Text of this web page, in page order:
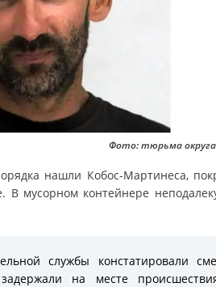
Фото: тюрьма
нашли Кобос-Мартинеса,
В мусорном контейнере
службы констатировали
на месте